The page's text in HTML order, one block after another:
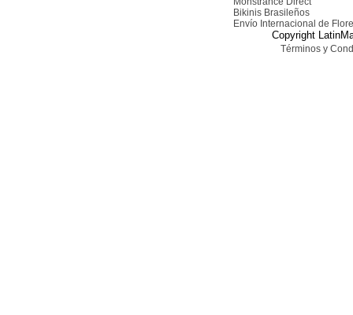
Bikinis Brasileños
Envío Internacional de
Copyright
Términos y